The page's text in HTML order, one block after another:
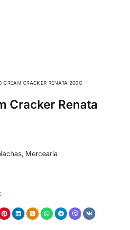
CREAM CRACKER RENATA 200G
Cracker Renata
, Mercearia